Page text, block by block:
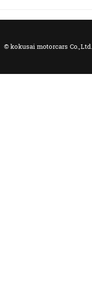
© kokusai motorcars